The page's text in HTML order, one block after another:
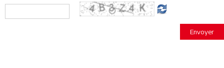
Envoyer